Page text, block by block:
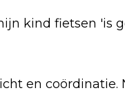
kind fietsen 'is
en